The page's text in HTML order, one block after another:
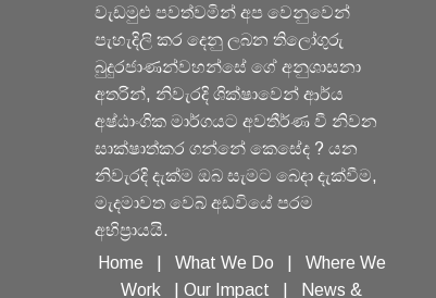
වැඩමුළු පවත්වමින් අප වෙනුවෙන්
පැහැදිලි කර දෙනු ලබන තිලෝගුරු
බුදුරජාණන්වහන්සේ ගේ අනුශාසනා
අතරින්, නිවැරදි ශික්ෂාවෙන් ආර්ය
අෂ්ඨාංගික මාර්ගයට අවතීර්ණ වී නිවන
සාක්ෂාත්කර ගන්නේ කෙසේද ? යන
නිවැරදි දැක්ම ඔබ සැමට බෙදා දැක්වීම,
මැදමාවත වෙබ් අඩවියේ පරම
අභිප්‍රායයි.
Home
What We Do
Where We
Work
Our Impact News &